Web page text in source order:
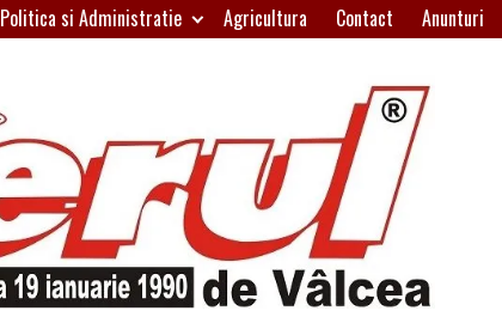
Politica si Administratie Agricultura Contact Anunturi